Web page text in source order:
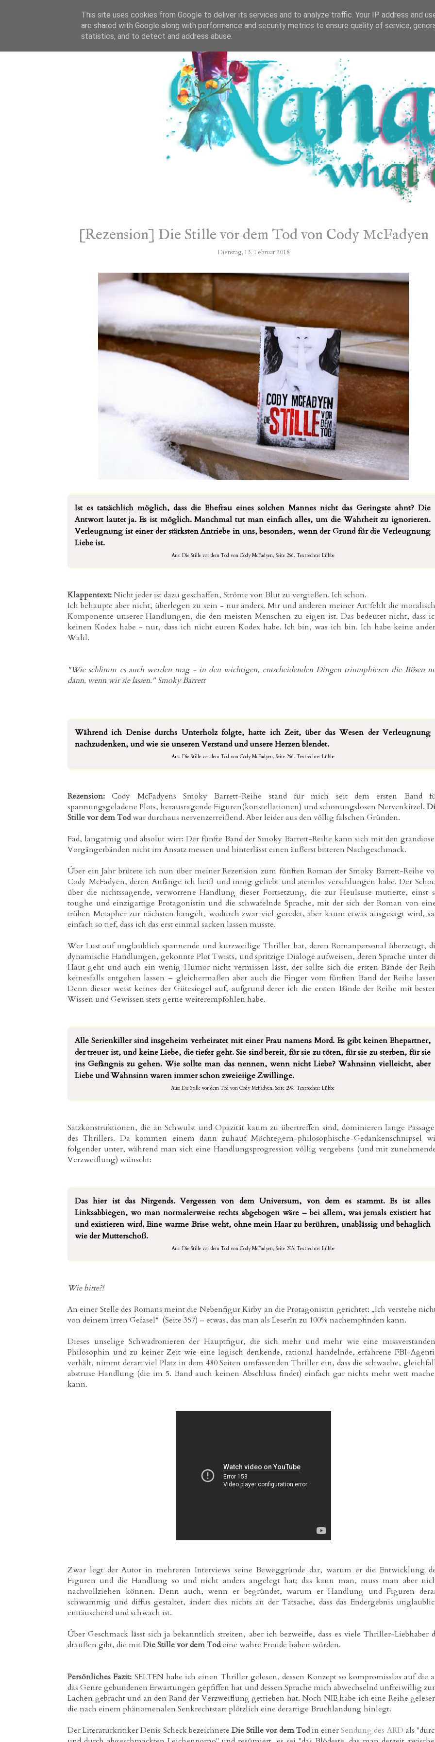
[Rezension] Die Stille vor dem Tod von Cody McFadyen
Dienstag, 13. Februar 2018
Ist es tatsächlich möglich, dass die Ehefrau eines solchen Mannes nicht das Geringste ahnt? Die
Antwort lautet ja. Es ist möglich. Manchmal tut man einfach alles, um die Wahrheit zu ignorieren.
Verleugnung ist einer der stärksten Antriebe in uns, besonders, wenn der Grund für die Verleugnung
Liebe ist.
Aus: Die Stille vor dem Tod von Cody McFadyen, Seite 266. Textrechte: Lübbe
Klappentext:Nicht jeder ist dazu geschaffen, Ströme von Blut zu vergießen. Ich schon.
Ich behaupte aber nicht, überlegen zu sein - nur anders. Mir und anderen meiner Art fehlt die
Komponente unserer Handlungen, die den meisten Menschen zu eigen ist. Das bedeutet nicht, dass
keinen Kodex habe - nur, dass ich nicht euren Kodex habe. Ich bin, was ich bin. Ich habe keine
Wahl.
"Wie schlimm es auch werden mag - in den wichtigen, entscheidenden Dingen triumphieren die Bösen
dann, wenn wir sie lassen."Smoky Barrett
Während ich Denise durchs Unterholz folgte, hatte ich Zeit, über das Wesen der Verleugnung
nachzudenken, und wie sie unseren Verstand und unsere Herzen blendet.
Aus: Die Stille vor dem Tod von Cody McFadyen, Seite 266. Textrechte: Lübbe
Rezension:Cody McFadyens Smoky Barrett-Reihe stand für mich seit dem ersten Band
spannungsgeladene Plots, herausragende Figuren(konstellationen) und schonungslosen Nervenkitzel.
Stille vor dem Todwar durchaus nervenzerreißend. Aber leider aus den völlig falschen Gründen.
Fad, langatmig und absolut wirr: Der fünfte Band der Smoky Barrett-Reihe kann sich mit den
Vorgängerbänden nicht im Ansatz messen und hinterlässt einen äußerst bitteren Nachgeschmack.
Über ein Jahr brütete ich nun über meiner Rezension zum fünften Roman der Smoky Barrett-Reihe
Cody McFadyen, deren Anfänge ich heiß und innig geliebt und atemlos verschlungen habe. Der
über die nichtssagende, verworrene Handlung dieser Fortsetzung, die zur Heulsuse mutierte, einst
toughe und einzigartige Protagonistin und die schwafelnde Sprache, mit der sich der Roman von
trüben Metapher zur nächsten hangelt, wodurch zwar viel geredet, aber kaum etwas ausgesagt wird,
einfach so tief, dass ich das erst einmal sacken lassen musste.
Wer Lust auf unglaublich spannende und kurzweilige Thriller hat, deren Romanpersonal überzeugt,
dynamische Handlungen, gekonnte Plot Twists, und spritzige Dialoge aufweisen, deren Sprache unter
Haut geht und auch ein wenig Humor nicht vermissen lässt, der sollte sich die ersten Bände der
keinesfalls entgehen lassen – gleichermaßen aber auch die Finger vom fünften Band der Reihe
Denn dieser weist keines der Gütesiegel auf, aufgrund derer ich die ersten Bände der Reihe mit
Wissen und Gewissen stets gerne weiterempfohlen habe.
Alle Serienkiller sind insgeheim verheiratet mit einer Frau namens Mord. Es gibt keinen Ehepartner,
der treuer ist, und keine Liebe, die tiefer geht. Sie sind bereit, für sie zu töten, für sie zu sterben, für sie
ins Gefängnis zu gehen. Wie sollte man das nennen, wenn nicht Liebe? Wahnsinn vielleicht, aber
Liebe und Wahnsinn waren immer schon zweieiige Zwillinge.
Aus: Die Stille vor dem Tod von Cody McFadyen, Seite 299. Textrechte: Lübbe
Satzkonstruktionen, die an Schwulst und Opazität kaum zu übertreffen sind, dominieren lange
des Thrillers. Da kommen einem dann zuhauf Möchtegern-philosophische-Gedankenschnipsel
folgender unter, während man sich eine Handlungsprogression völlig vergebens (und mit
Verzweiflung) wünscht:
Das hier ist das Nirgends. Vergessen von dem Universum, von dem es stammt. Es ist alles
Linksabbiegen, wo man normalerweise rechts abgebogen wäre – bei allem, was jemals existiert hat
und existieren wird. Eine warme Brise weht, ohne mein Haar zu berühren, unablässig und behaglich
wie der Mutterschoß.
Aus: Die Stille vor dem Tod von Cody McFadyen, Seite 293. Textrechte: Lübbe
Wie bitte?!
An einer Stelle des Romans meint die Nebenfigur Kirby an die Protagonistin gerichtet: „Ich verstehe
von deinem irren Gefasel“ (Seite 357) – etwas, das man als LeserIn zu 100% nachempfinden kann.
Dieses unselige Schwadronieren der Hauptfigur, die sich mehr und mehr wie eine
Philosophin und zu keiner Zeit wie eine logisch denkende, rational handelnde, erfahrene FBI-
verhält, nimmt derart viel Platz in dem 480 Seiten umfassenden Thriller ein, dass die schwache,
abstruse Handlung (die im 5. Band auch keinen Abschluss findet) einfach gar nichts mehr wett
kann.
Zwar legt der Autor in mehreren Interviews seine Beweggründe dar, warum er die Entwicklung
Figuren und die Handlung so und nicht anders angelegt hat; das kann man, muss man aber
nachvollziehen können. Denn auch, wenn er begründet, warum er Handlung und Figuren
schwammig und diffus gestaltet, ändert dies nichts an der Tatsache, dass das Endergebnis
enttäuschend und schwach ist.
Über Geschmack lässt sich ja bekanntlich streiten, aber ich bezweifle, dass es viele Thriller-Liebhaber
draußen gibt, die mitDie Stille vor dem Todeine wahre Freude haben würden.
Persönliches Fazit: SELTEN habe ich einen Thriller gelesen, dessen Konzept so kompromisslos auf die
das Genre gebundenen Erwartungen gepfiffen hat und dessen Sprache mich abwechselnd unfreiwillig
Lachen gebracht und an den Rand der Verzweiflung getrieben hat. Noch NIE habe ich eine Reihe
die nach einem phänomenalen Senkrechtstart plötzlich eine derartige Bruchlandung hinlegt.
Der Literaturkritiker Denis Scheck bezeichnete Die Stille vor dem Todin einerSendung des ARD als
This site uses cookies from Google to deliver its services and to analyze traffic. Your IP address and
are shared with Google along with performance and security metrics to ensure quality of service,
statistics, and to detect and address abuse.